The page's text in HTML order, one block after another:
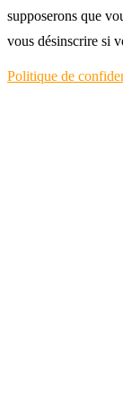
supposerons que
vous désinscrire si
Politique de